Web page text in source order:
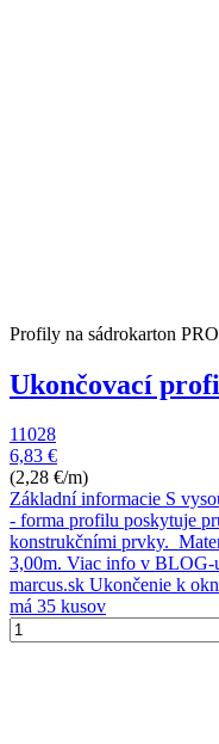
Profily na sádrokarton
Ukončovací
11028
6,83 €
(2,28 €/m)
Základní informacie S
- forma profilu poskytuje
konstrukčními prvky.
3,00m. Viac info v BLOG-
marcus.sk Ukončenie k
má 35 kusov